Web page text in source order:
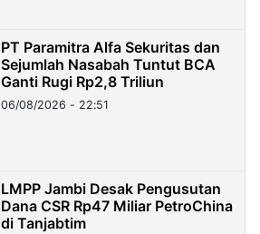
PT Paramitra Alfa Sekuritas dan
Sejumlah Nasabah Tuntut BCA
Ganti Rugi Rp2,8 Triliun
06/08/2026 - 22:51
LMPP Jambi Desak Pengusutan
Dana CSR Rp47 Miliar PetroChina
di Tanjabtim